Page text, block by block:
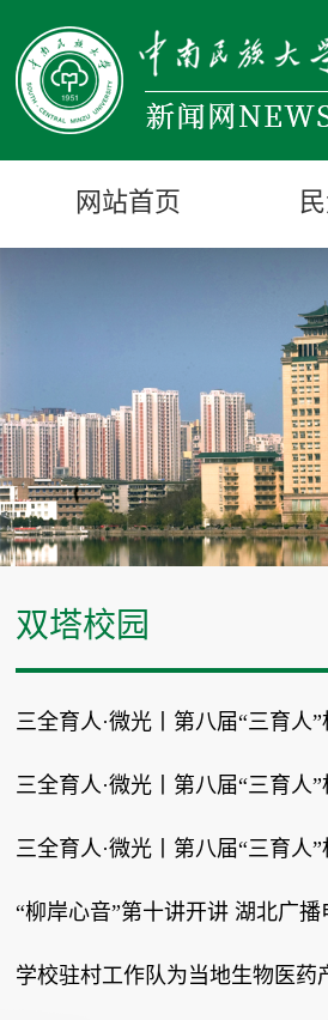
网站首页
双塔校园
三全育人·微光丨第八届“三育人
三全育人·微光丨第八届“三育人
三全育人·微光丨第八届“三育人
“柳岸心音”第十讲开讲 湖北广
学校驻村工作队为当地生物医药